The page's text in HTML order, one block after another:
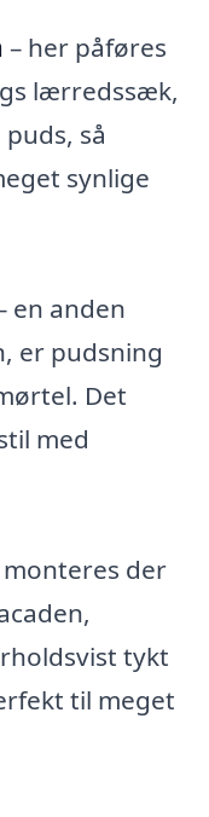
– her påføres
lærredssæk,
så
synlige
en anden
er pudsning
Det
med
monteres der
tykt
til meget